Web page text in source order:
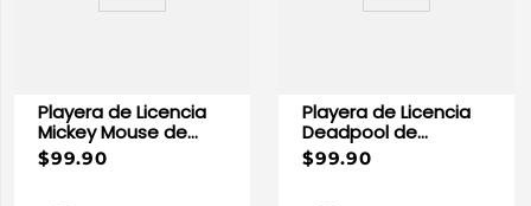
Playera de Licencia
Mickey Mouse de
Caballero
$99.90
Playera de Licencia
Deadpool de
Caballero
$99.90